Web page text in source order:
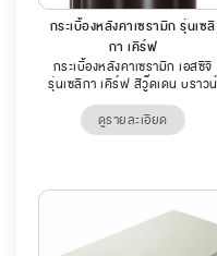
กระเบื้องหลังคาเซรามิก รุ่นเซลิ
กา เคิร์ฟ
กระเบื้องหลังคาเซรามิก เอสซีจี
รุ่นเซลิกา เคิร์ฟ สีวู๊ดเดน บราวน์
ดูรายละเอียด